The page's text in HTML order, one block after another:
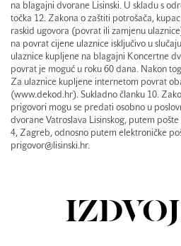
na blagajni dvorane Lisinski. U skladu s
točka 12. Zakona o zaštiti potrošača,
raskid ugovora (povrat ili zamjenu
na povrat cijene ulaznice isključivo u
ulaznice kupljene na blagajni Koncertne
povrat je moguć u roku 60 dana. Nakon
Za ulaznice kupljene internetom povrat
(www.dekod.hr). Sukladno članku 10.
prigovori mogu se predati osobno u
dvorane Vatroslava Lisinskog, putem
4, Zagreb, odnosno putem elektroničke
prigovor@lisinski.hr.